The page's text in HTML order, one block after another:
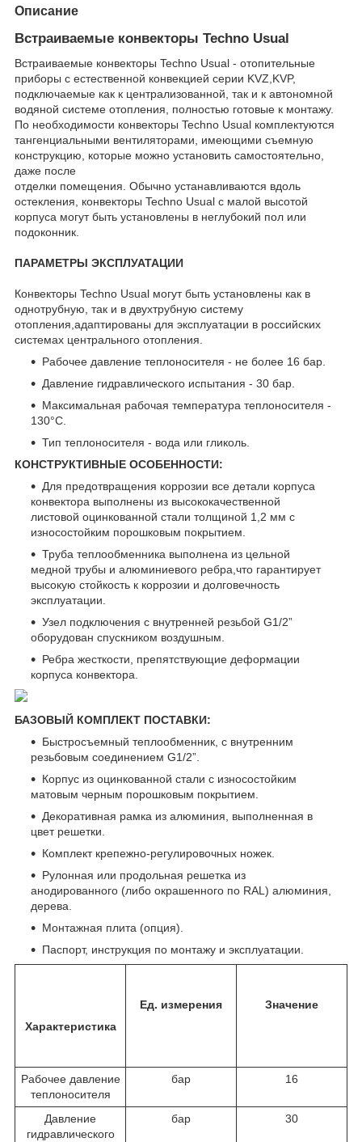
Описание
Встраиваемые конвекторы Techno Usual
Встраиваемые конвекторы Techno Usual - отопительные
приборы с естественной конвекцией серии KVZ,KVP,
подключаемые как к централизованной, так и к автономной
водяной системе отопления, полностью готовые к монтажу.
По необходимости конвекторы Techno Usual комплектуются
тангенциальными вентиляторами, имеющими съемную
конструкцию, которые можно установить самостоятельно,
даже после
отделки помещения. Обычно устанавливаются вдоль
остекления, конвекторы Techno Usual с малой высотой
корпуса могут быть установлены в неглубокий пол или
подоконник.
ПАРАМЕТРЫ ЭКСПЛУАТАЦИИ
Конвекторы Techno Usual могут быть установлены как в
однотрубную, так и в двухтрубную систему
отопления,адаптированы для эксплуатации в российских
системах центрального отопления.
Рабочее давление теплоносителя - не более 16 бар.
Давление гидравлического испытания - 30 бар.
Максимальная рабочая температура теплоносителя -
130°С.
Тип теплоносителя - вода или гликоль.
КОНСТРУКТИВНЫЕ ОСОБЕННОСТИ:
Для предотвращения коррозии все детали корпуса
конвектора выполнены из высококачественной
листовой оцинкованной стали толщиной 1,2 мм с
износостойким порошковым покрытием.
Труба теплообменника выполнена из цельной
медной трубы и алюминиевого ребра,что гарантирует
высокую стойкость к коррозии и долговечность
эксплуатации.
Узел подключения с внутренней резьбой G1/2”
оборудован спускником воздушным.
Ребра жесткости, препятствующие деформации
корпуса конвектора.
БАЗОВЫЙ КОМПЛЕКТ ПОСТАВКИ:
Быстросъемный теплообменник, с внутренним
резьбовым соединением G1/2”.
Корпус из оцинкованной стали с износостойким
матовым черным порошковым покрытием.
Декоративная рамка из алюминия, выполненная в
цвет решетки.
Комплект крепежно-регулировочных ножек.
Рулонная или продольная решетка из
анодированного (либо окрашенного по RAL) алюминия,
дерева.
Монтажная плита (опция).
Паспорт, инструкция по монтажу и эксплуатации.
Характеристика
Ед. измерения Значение
Рабочее давление
теплоносителя
бар 16
Давление
гидравлического
бар 30